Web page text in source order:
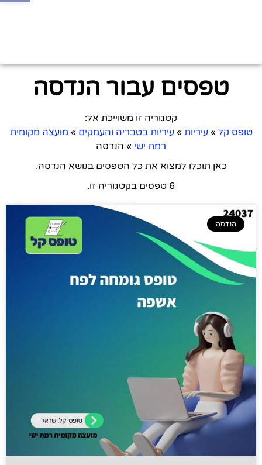
טפסים עבור הנדסה
קטגוריה זו משוייכת אל:
טופס קל » עיריות » עיריות בטבריה והעמקים » מועצה מקומית
רמת ישי » הנדסה
כאן תוכלו למצוא את כל הטפסים בנושא הנדסה.
6 טפסים בקטגוריה זו.
הנדסה